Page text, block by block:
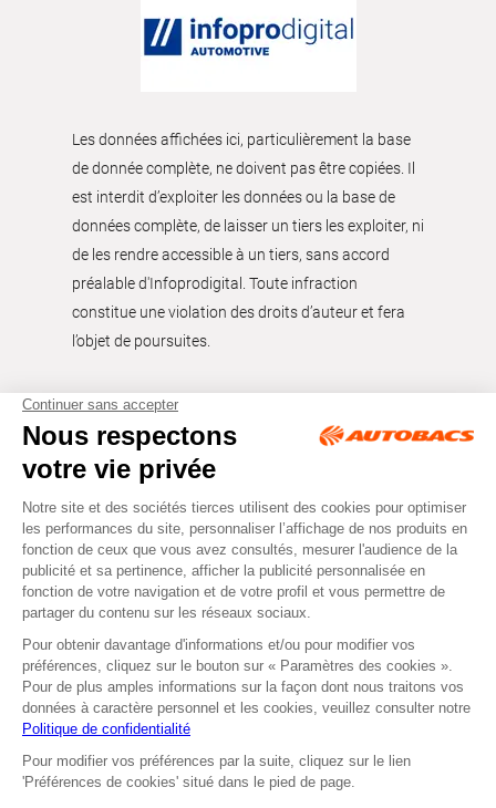
Les données affichées ici, particulièrement la base
de donnée complète, ne doivent pas être copiées. Il
est interdit d’exploiter les données ou la base de
données complète, de laisser un tiers les exploiter, ni
de les rendre accessible à un tiers, sans accord
préalable d'Infoprodigital. Toute infraction
constitue une violation des droits d’auteur et fera
l’objet de poursuites.
Tous droits réservés © Autobacs
Mentions légales RGPD
Cookies CGV
Facebook Instagram